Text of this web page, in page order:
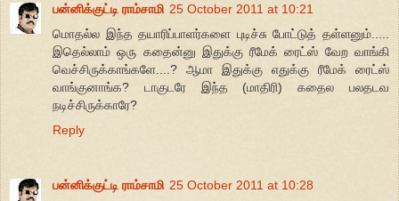
பன்னிக்குட்டி ராம்சாமி 25 October 2011 at 10:21
மொதல்ல இந்த தயாரிப்பாளர்களை புடிச்சு போட்டுத் தள்ளனும்.....
இதெல்லாம் ஒரு கதைன்னு இதுக்கு ரீமேக் ரைட்ஸ் வேற வாங்கி
வெச்சிருக்காங்களே....? ஆமா இதுக்கு எதுக்கு ரீமேக் ரைட்ஸ்
வாங்குனாங்க? டாகுடரே இந்த (மாதிரி) கதைல பலதடவ
நடிச்சிருக்காரே?
Reply
பன்னிக்குட்டி ராம்சாமி 25 October 2011 at 10:28